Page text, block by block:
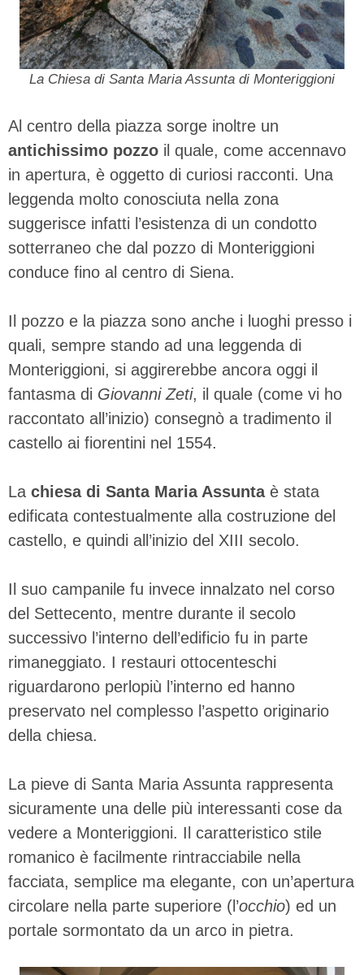
La Chiesa di Santa Maria Assunta di Monteriggioni
Al centro della piazza sorge inoltre un
antichissimo pozzo il quale, come accennavo
in apertura, è oggetto di curiosi racconti. Una
leggenda molto conosciuta nella zona
suggerisce infatti l’esistenza di un condotto
sotterraneo che dal pozzo di Monteriggioni
conduce fino al centro di Siena.
Il pozzo e la piazza sono anche i luoghi presso i
quali, sempre stando ad una leggenda di
Monteriggioni, si aggirerebbe ancora oggi il
fantasma di Giovanni Zeti, il quale (come vi ho
raccontato all’inizio) consegnò a tradimento il
castello ai fiorentini nel 1554.
La chiesa di Santa Maria Assuntaè stata
edificata contestualmente alla costruzione del
castello, e quindi all’inizio del XIII secolo.
Il suo campanile fu invece innalzato nel corso
del Settecento, mentre durante il secolo
successivo l’interno dell’edificio fu in parte
rimaneggiato. I restauri ottocenteschi
riguardarono perlopiù l’interno ed hanno
preservato nel complesso l’aspetto originario
della chiesa.
La pieve di Santa Maria Assunta rappresenta
sicuramente una delle più interessanti cose da
vedere a Monteriggioni. Il caratteristico stile
romanico è facilmente rintracciabile nella
facciata, semplice ma elegante, con un’apertura
circolare nella parte superiore (l’occhio) ed un
portale sormontato da un arco in pietra.